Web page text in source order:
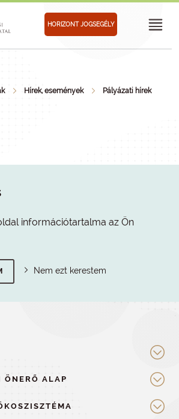
HORIZONT JOGSEGÉLY
Hírek, események Pályázati hírek
információtartalma az Ön
Nem ezt kerestem
ÖNERŐ ALAP